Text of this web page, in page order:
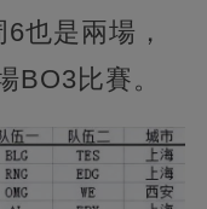
也是兩場，
BO3比賽。